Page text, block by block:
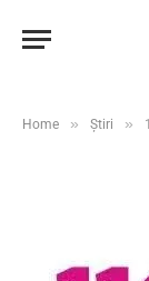
Home » Știri »